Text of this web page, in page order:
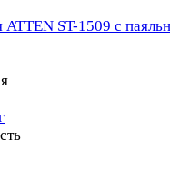
ATTEN ST-1509 с